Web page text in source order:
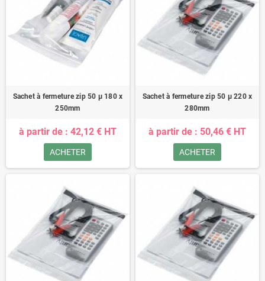
Sachet à fermeture zip 50 µ 180 x
250mm
à partir de : 42,12 € HT
ACHETER
Sachet à fermeture zip 50 µ 220 x
280mm
à partir de : 50,46 € HT
ACHETER